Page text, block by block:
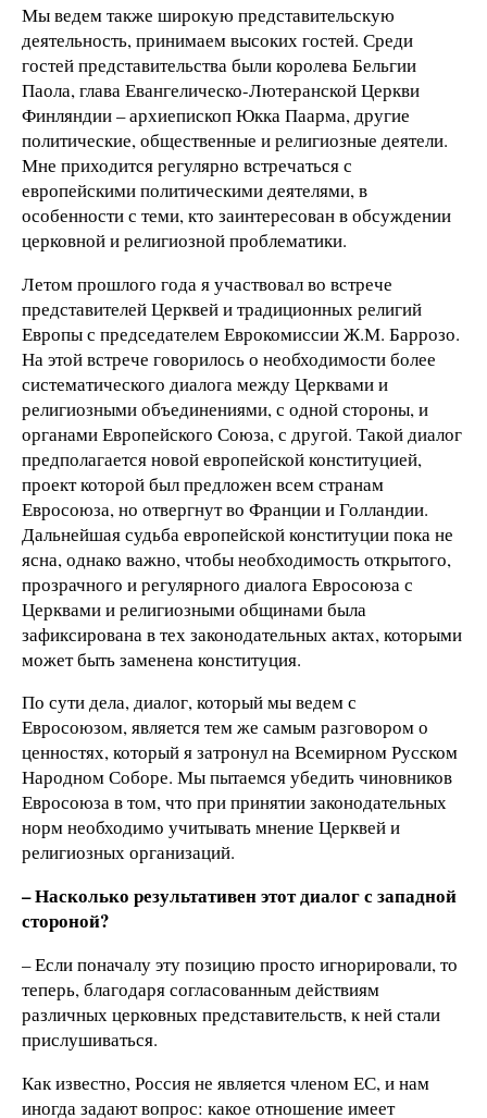
Мы ведем также широкую представительскую
деятельность, принимаем высоких гостей. Среди
гостей представительства были королева Бельгии
Паола, глава Евангелическо-Лютеранской Церкви
Финляндии – архиепископ Юкка Паарма, другие
политические, общественные и религиозные деятели.
Мне приходится регулярно встречаться с
европейскими политическими деятелями, в
особенности с теми, кто заинтересован в обсуждении
церковной и религиозной проблематики.
Летом прошлого года я участвовал во встрече
представителей Церквей и традиционных религий
Европы с председателем Еврокомиссии Ж.М. Баррозо.
На этой встрече говорилось о необходимости более
систематического диалога между Церквами и
религиозными объединениями, с одной стороны, и
органами Европейского Союза, с другой. Такой диалог
предполагается новой европейской конституцией,
проект которой был предложен всем странам
Евросоюза, но отвергнут во Франции и Голландии.
Дальнейшая судьба европейской конституции пока не
ясна, однако важно, чтобы необходимость открытого,
прозрачного и регулярного диалога Евросоюза с
Церквами и религиозными общинами была
зафиксирована в тех законодательных актах, которыми
может быть заменена конституция.
По сути дела, диалог, который мы ведем с
Евросоюзом, является тем же самым разговором о
ценностях, который я затронул на Всемирном Русском
Народном Соборе. Мы пытаемся убедить чиновников
Евросоюза в том, что при принятии законодательных
норм необходимо учитывать мнение Церквей и
религиозных организаций.
– Насколько результативен этот диалог с западной
стороной?
– Если поначалу эту позицию просто игнорировали, то
теперь, благодаря согласованным действиям
различных церковных представительств, к ней стали
прислушиваться.
Как известно,Россия не является членом ЕС, и нам
иногда задают вопрос: какое отношение имеет